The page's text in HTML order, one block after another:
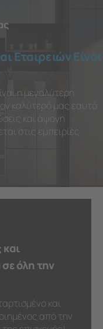
Εταιρειών Είναι
η μεγαλύτερη
καλύτερό μας εαυτό
και άψογη
στις εμπειρίες
όλη την
και
από την